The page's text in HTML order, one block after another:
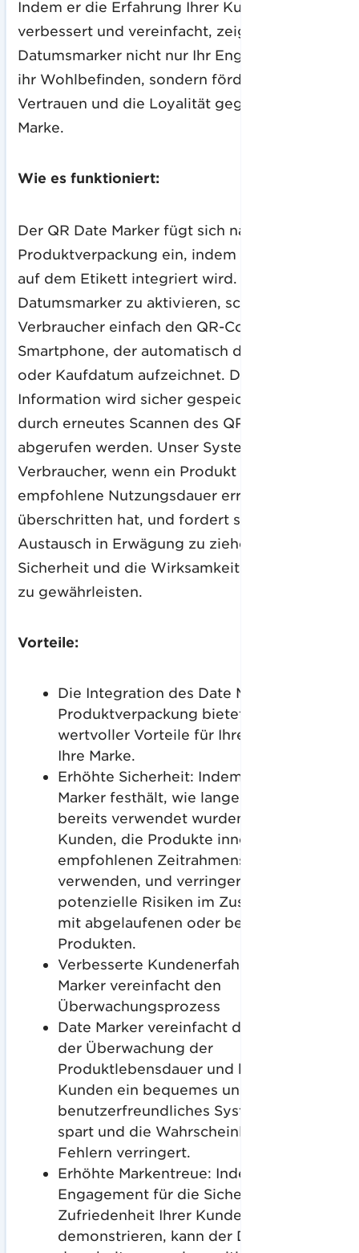
Indem er die Erfahrung Ihrer Kunden
verbessert und vereinfacht, zeigt der
Datumsmarker nicht nur Ihr Engagement für
ihr Wohlbefinden, sondern fördert auch das
Vertrauen und die Loyalität gegenüber Ihrer
Marke.
Wie es funktioniert:
Der QR Date Marker fügt sich nahtlos in die
Produktverpackung ein, indem ein QR-Code
auf dem Etikett integriert wird. Um den
Datumsmarker zu aktivieren, scannen die
Verbraucher einfach den QR-Code mit ihrem
Smartphone, der automatisch das Öffnungs-
oder Kaufdatum aufzeichnet. Diese
Information wird sicher gespeichert und kann
durch erneutes Scannen des QR-Codes
abgerufen werden. Unser System warnt die
Verbraucher, wenn ein Produkt seine
empfohlene Nutzungsdauer erreicht oder
überschritten hat, und fordert sie auf, einen
Austausch in Erwägung zu ziehen, um ihre
Sicherheit und die Wirksamkeit des Produkts
zu gewährleisten.
Vorteile:
Die Integration des Date Markers in Ihre
Produktverpackung bietet eine Reihe
wertvoller Vorteile für Ihre Kunden und
Ihre Marke.
Erhöhte Sicherheit: Indem der Date
Marker festhält, wie lange die Produkte
bereits verwendet wurden, hilft er den
Kunden, die Produkte innerhalb des
empfohlenen Zeitrahmens zu
verwenden, und verringert so
potenzielle Risiken im Zusammenhang
mit abgelaufenen oder beschädigten
Produkten.
Verbesserte Kundenerfahrung: Date
Marker vereinfacht den
Überwachungsprozess
Date Marker vereinfacht den Prozess
der Überwachung der
Produktlebensdauer und bietet den
Kunden ein bequemes und
benutzerfreundliches System, das Zeit
spart und die Wahrscheinlichkeit von
Fehlern verringert.
Erhöhte Markentreue: Indem Sie Ihr
Engagement für die Sicherheit und
Zufriedenheit Ihrer Kunden
demonstrieren, kann der Date Marker